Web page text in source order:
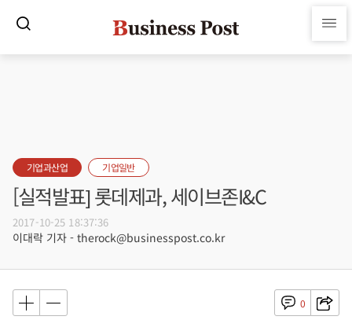
기업과산업 기업일반
[실적발표] 롯데제과, 세이브존I&C
2017-10-25 18:37:36
이대락 기자 - therock@businesspost.co.kr
0